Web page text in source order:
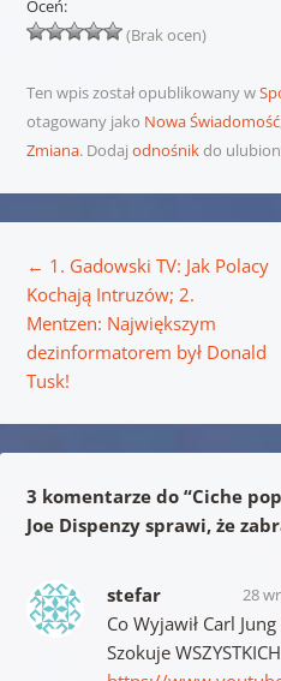
Oceń:
(Brak ocen)
Ten wpis został opublikowany w
otagowany jako Nowa Świadomość
Zmiana. Dodaj odnośnikdo
← 1. Gadowski TV: Jak Polacy
Kochają Intruzów; 2.
Mentzen: Największym
dezinformatorem był Donald
Tusk!
3 komentarze do “Ciche
Joe Dispenzy sprawi, że
stefar 28
Co Wyjawił Carl
Szokuje